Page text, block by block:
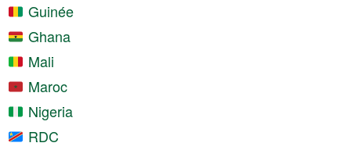
Guinée
Ghana
Mali
Maroc
Nigeria
RDC